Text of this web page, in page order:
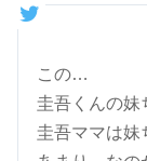
この…
圭吾くんの妹
圭吾ママは